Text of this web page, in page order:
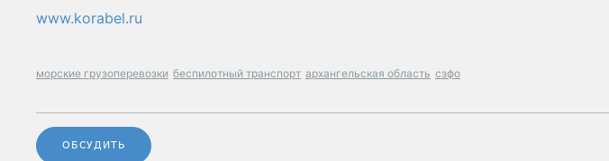
www.korabel.ru
морские грузоперевозки беспилотный транспорт архангельская область сзфо
ОБСУДИТЬ